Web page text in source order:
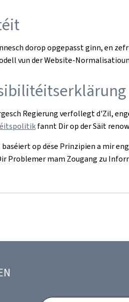
dorop opgepasst ginn, en
vun der Website-
Regierung verfollegt d'Zil,
fannt Dir op der Säit
op dëse Prinzipien a mir
Problemer mam Zougang zu